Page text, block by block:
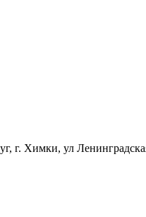
г. Химки, ул